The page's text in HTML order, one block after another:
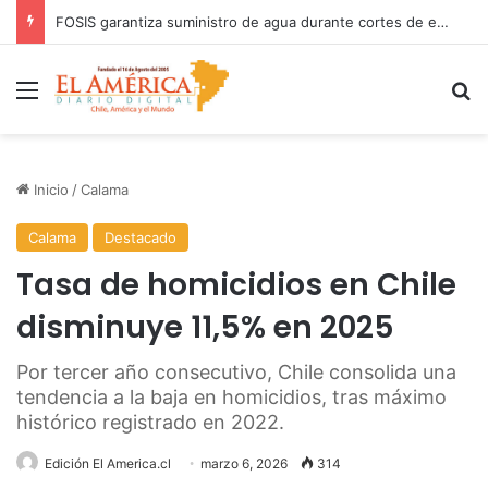
FOSIS garantiza suministro de agua durante cortes de energía a más de 900 vecinos de Antofagasta
Menú
Inicio /Calama
Calama Destacado
Tasa de homicidios en Chile
disminuye 11,5% en 2025
Por tercer año consecutivo, Chile consolida una
tendencia a la baja en homicidios, tras máximo
histórico registrado en 2022.
Edición El America.cl marzo 6, 2026 314